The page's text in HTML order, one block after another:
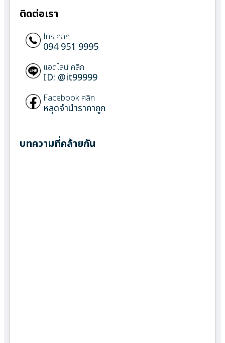
ติดต่อเรา
โทร คลิก
094 951 9995
แอดไลน์ คลิก
ID: @it99999
Facebook คลิก
หลุดจำนำราคาถูก
บทความที่คล้ายกัน